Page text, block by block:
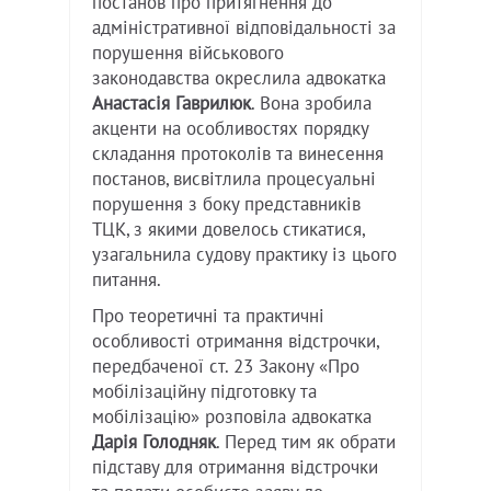
адміністративної відповідальності за
порушення військового
законодавства окреслила адвокатка
Анастасія Гаврилюк. Вона зробила
акценти на особливостях порядку
складання протоколів та винесення
постанов, висвітлила процесуальні
порушення з боку представників
ТЦК, з якими довелось стикатися,
узагальнила судову практику із цього
питання.
Про теоретичні та практичні
особливості отримання відстрочки,
передбаченої ст. 23 Закону «Про
мобілізаційну підготовку та
мобілізацію» розповіла адвокатка
Дарія Голодняк. Перед тим як обрати
підставу для отримання відстрочки